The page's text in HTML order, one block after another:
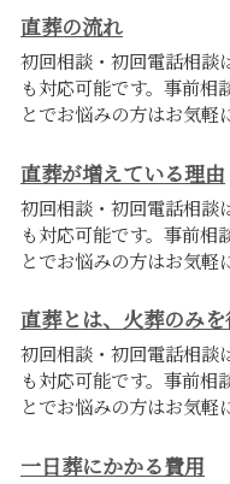
直葬の流れ
初回相談・初回電話相談
も対応可能です。事前相
とでお悩みの方はお気軽
直葬が増えている理由
初回相談・初回電話相談
も対応可能です。事前相
とでお悩みの方はお気軽
直葬とは、火葬のみ
初回相談・初回電話相談
も対応可能です。事前相
とでお悩みの方はお気軽
一日葬にかかる費用